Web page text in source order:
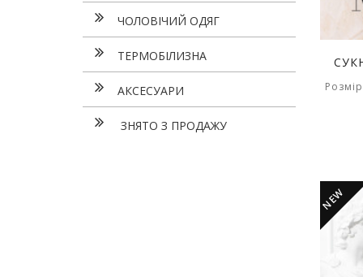
ЧОЛОВІЧИЙ ОДЯГ
ТЕРМОБІЛИЗНА
АКСЕСУАРИ
ЗНЯТО З ПРОДАЖУ
NEW